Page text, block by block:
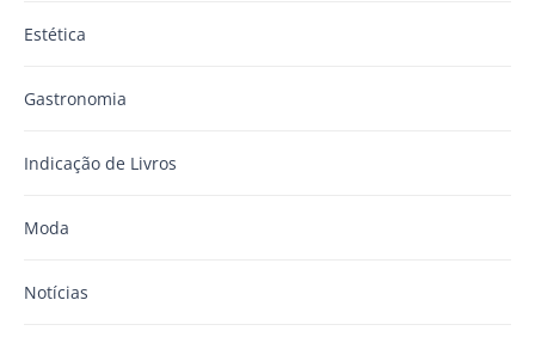
Estética
Gastronomia
Indicação de Livros
Moda
Notícias